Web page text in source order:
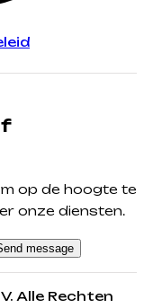
op de hoogte te
onze diensten.
message
Alle Rechten